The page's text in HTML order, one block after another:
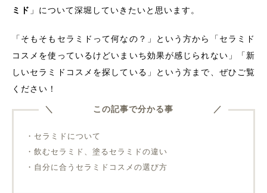
ミド 」について深堀していきたいと思います。
「そもそもセラミドって何なの？」という方から「セラミド
コスメを使っているけどいまいち効果が感じられない」「新
しいセラミドコスメを探している」という方まで、ぜひご覧
ください！
この記事で分かる事
・セラミドについて
・飲むセラミド、塗るセラミドの違い
・自分に合うセラミドコスメの選び方